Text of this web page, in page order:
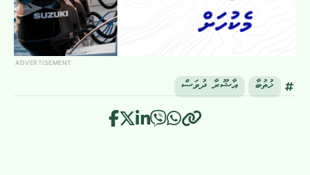
ADVERTISEMENT
ޚުތުބާ އާޝޫރާ ދުވަސް